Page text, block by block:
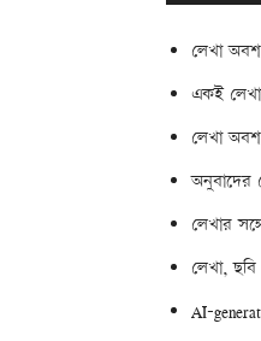
লেখা
একই
লেখা
অনুবাদের
লেখার
লেখা,
AI-